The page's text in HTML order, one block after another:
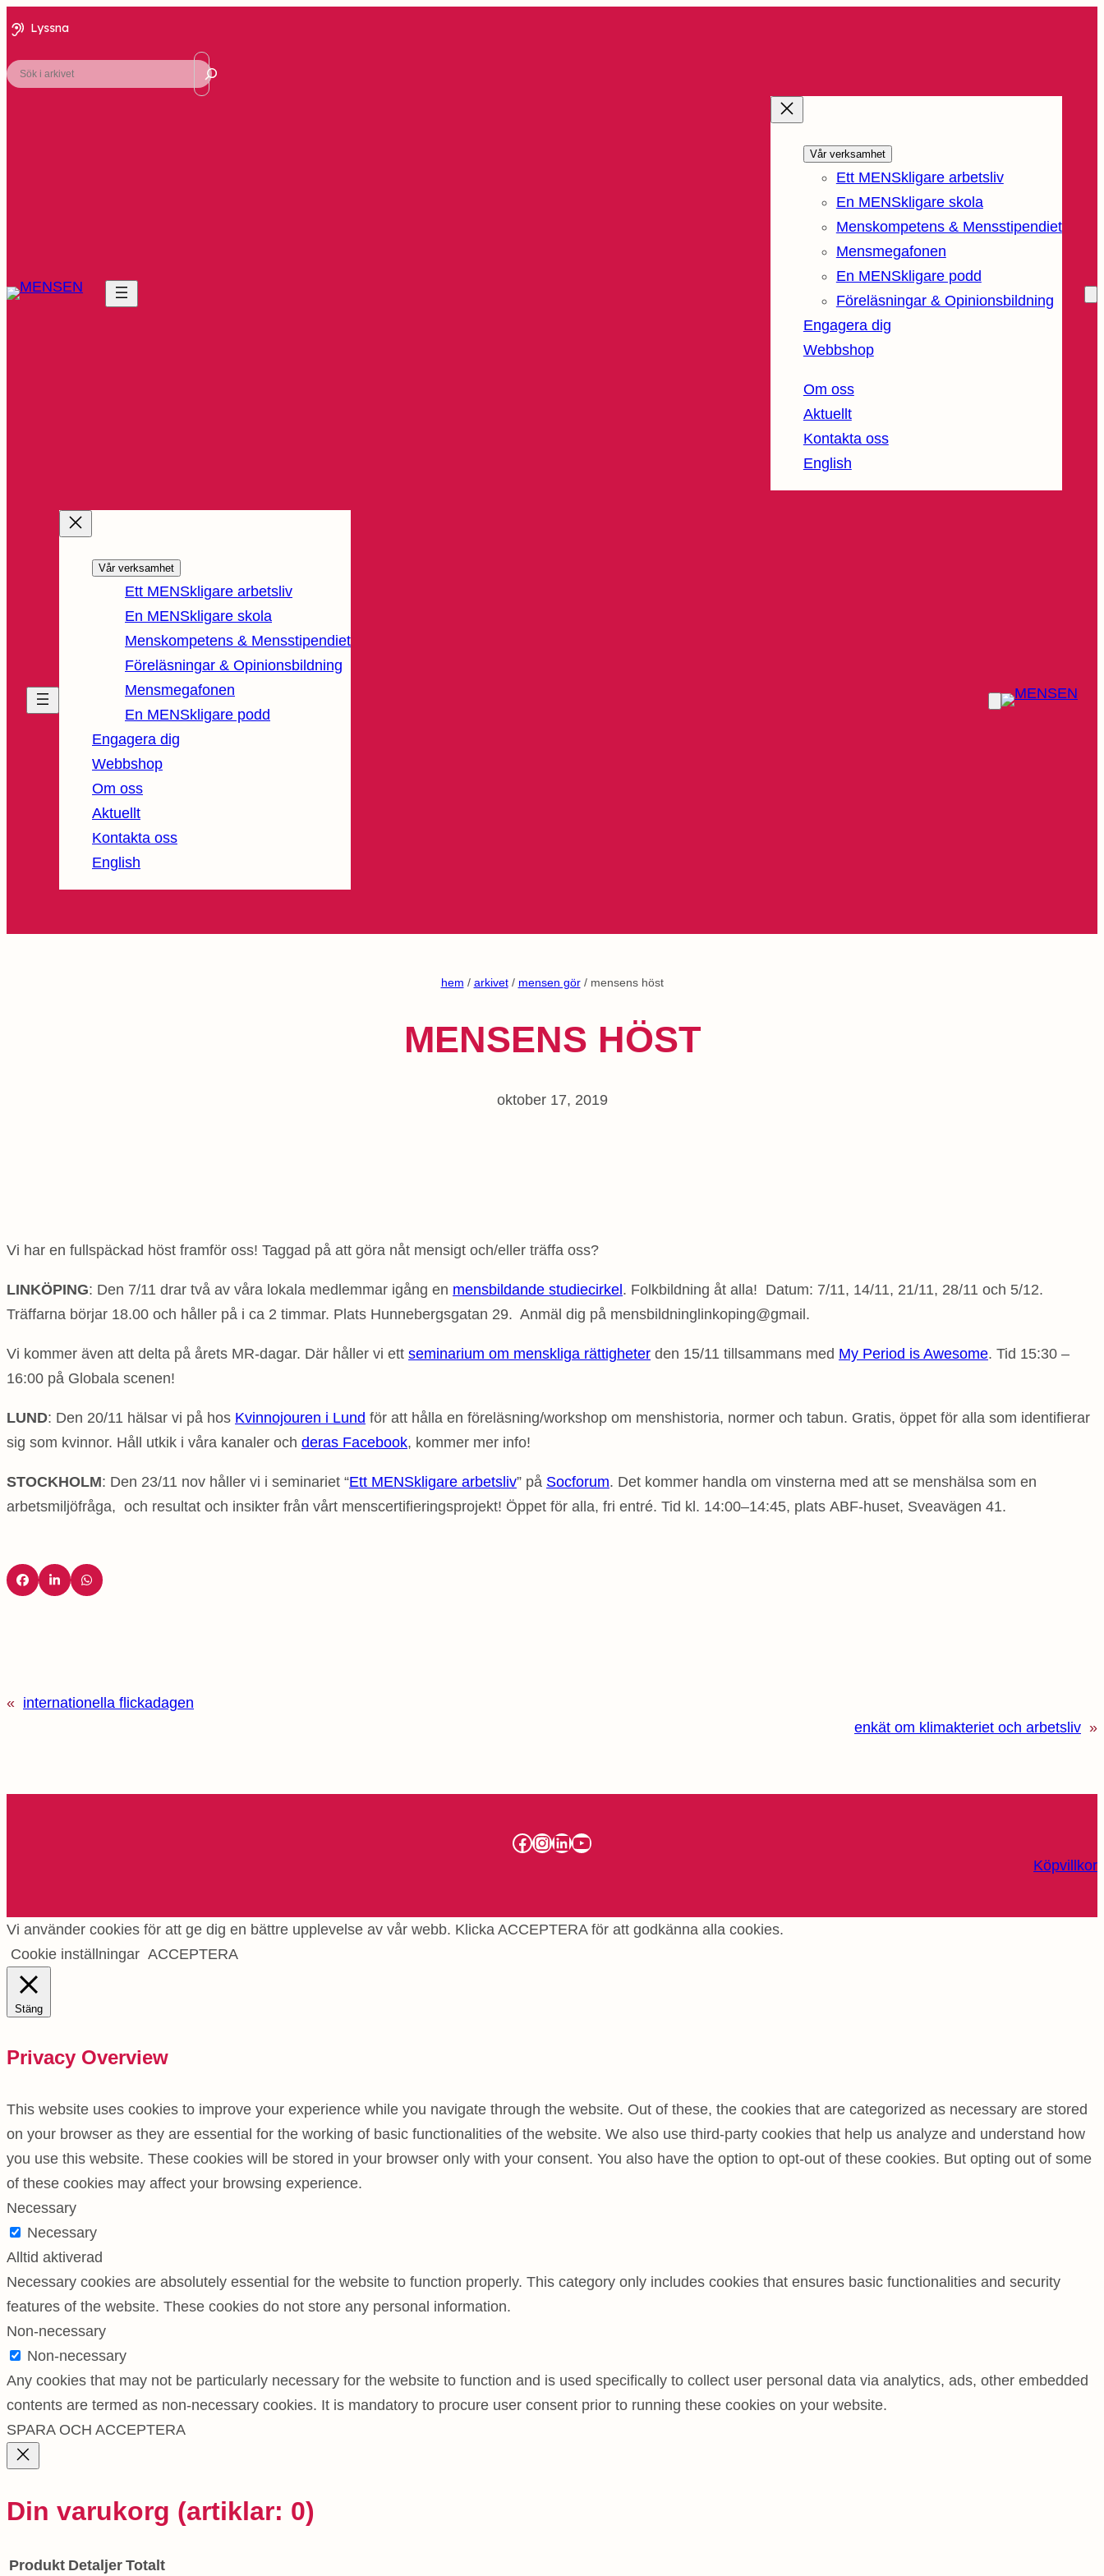
Lyssna
Sök
Vår verksamhet
Ett MENSkligare arbetsliv
En MENSkligare skola
Menskompetens & Mensstipendiet
Mensmegafonen
En MENSkligare podd
Föreläsningar & Opinionsbildning
Engagera dig
Webbshop
Om oss
Aktuellt
Kontakta oss
English
Vår verksamhet
Ett MENSkligare arbetsliv
En MENSkligare skola
Menskompetens & Mensstipendiet
Föreläsningar & Opinionsbildning
Mensmegafonen
En MENSkligare podd
Engagera dig
Webbshop
Om oss
Aktuellt
Kontakta oss
English
hem / arkivet/ mensen gör/ mensens höst
MENSENS HÖST
oktober 17, 2019
Vi har en fullspäckad höst framför oss! Taggad på att göra nåt mensigt och/eller träffa oss?
LINKÖPING: Den 7/11 drar två av våra lokala medlemmar igång en mensbildande studiecirkel . Folkbildning åt alla! Datum: 7/11, 14/11, 21/11, 28/11 och 5/12.
Träffarna börjar 18.00 och håller på i ca 2 timmar. Plats Hunnebergsgatan 29. Anmäl dig på mensbildninglinkoping@gmail.
Vi kommer även att delta på årets MR-dagar. Där håller vi ett seminarium om menskliga rättigheter den 15/11 tillsammans med My Period is Awesome. Tid 15:30 –
16:00 på Globala scenen!
LUND: Den 20/11 hälsar vi på hos Kvinnojouren i Lund för att hålla en föreläsning/workshop om menshistoria, normer och tabun. Gratis, öppet för alla som identifierar
sig som kvinnor. Håll utkik i våra kanaler och deras Facebook, kommer mer info!
STOCKHOLM: Den 23/11 nov håller vi i seminariet “Ett MENSkligare arbetsliv” på Socforum. Det kommer handla om vinsterna med att se menshälsa som en
arbetsmiljöfråga, och resultat och insikter från vårt menscertifieringsprojekt! Öppet för alla, fri entré. Tid kl. 14:00–14:45, plats ABF-huset, Sveavägen 41.
« internationella flickadagen
enkät om klimakteriet och arbetsliv »
Facebook
Instagram
LinkedIn
YouTube
Köpvillkor
Vi använder cookies för att ge dig en bättre upplevelse av vår webb. Klicka ACCEPTERA för att godkänna alla cookies.
Cookie inställningar ACCEPTERA
Stäng
Privacy Overview
This website uses cookies to improve your experience while you navigate through the website. Out of these, the cookies that are categorized as necessary are stored
on your browser as they are essential for the working of basic functionalities of the website. We also use third-party cookies that help us analyze and understand how
you use this website. These cookies will be stored in your browser only with your consent. You also have the option to opt-out of these cookies. But opting out of some
of these cookies may affect your browsing experience.
Necessary
Necessary
Alltid aktiverad
Necessary cookies are absolutely essential for the website to function properly. This category only includes cookies that ensures basic functionalities and security
features of the website. These cookies do not store any personal information.
Non-necessary
Non-necessary
Any cookies that may not be particularly necessary for the website to function and is used specifically to collect user personal data via analytics, ads, other embedded
contents are termed as non-necessary cookies. It is mandatory to procure user consent prior to running these cookies on your website.
SPARA OCH ACCEPTERA
Din varukorg (artiklar: 0)
Produkt Detaljer Totalt